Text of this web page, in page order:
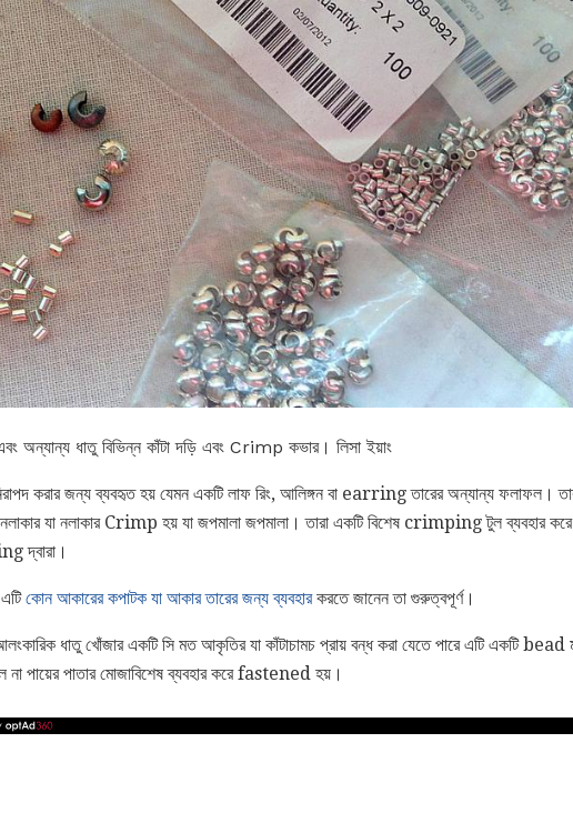
এবং অন্যান্য ধাতু বিভিন্ন কাঁটা দড়ি এবং Crimp কভার। লিসা ইয়াং
করার জন্য ব্যবহৃত হয় যেমন একটি লাফ রিং, আলিঙ্গন বা earring তারের অন্যান্য ফলাফল।
যা নলাকার Crimp হয় যা জপমালা জপমালা। তারা একটি বিশেষ crimping টুল ব্যবহার করে
দ্বারা।
কোন আকারের কপাটক যা আকার তারের জন্য ব্যবহারকরতে জানেন তা গুরুত্বপূর্ণ।
ধাতু খোঁজার একটি সি মত আকৃতির যা কাঁটাচামচ প্রায় বন্ধ করা যেতে পারে এটি একটি bead
না পায়ের পাতার মোজাবিশেষ ব্যবহার করে fastened হয়।